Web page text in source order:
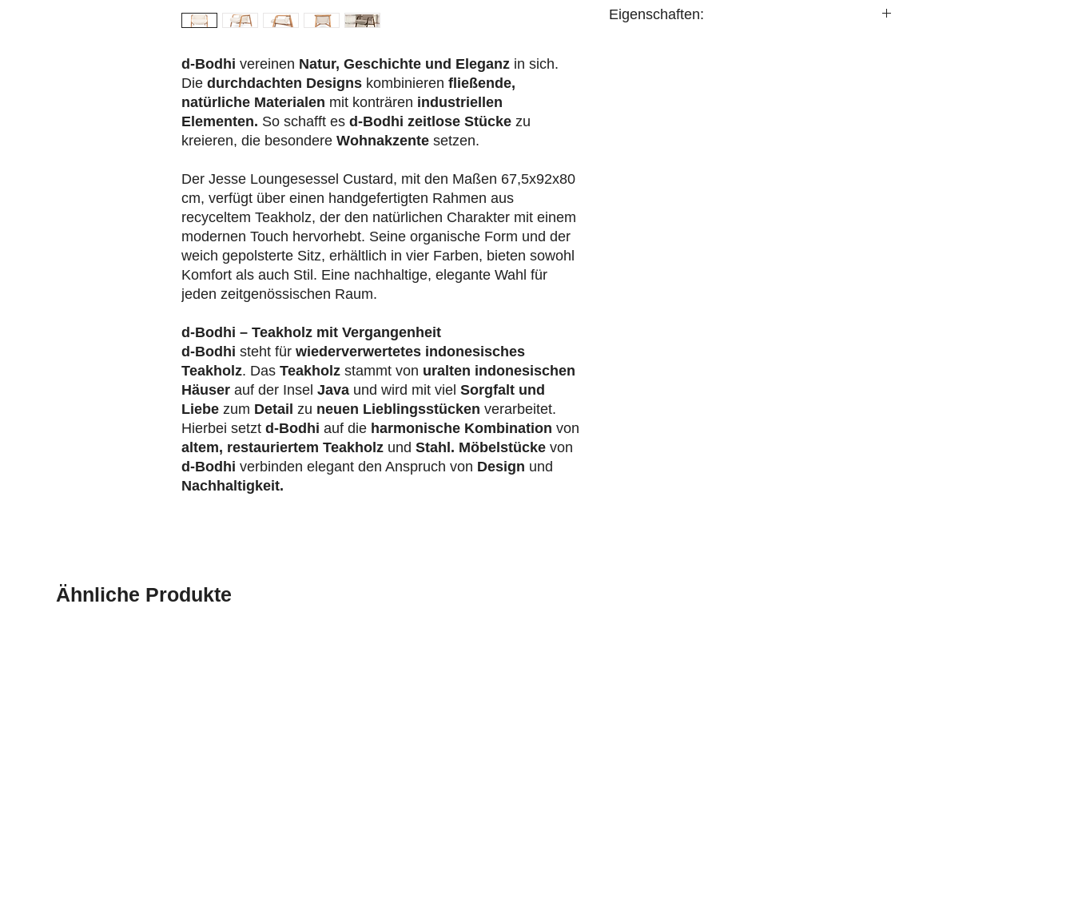
d-Bodhi vereinen Natur, Geschichte und Eleganz in sich.
Die durchdachten Designs kombinieren fließende,
natürliche Materialen mit konträren industriellen
Elementen. So schafft es d-Bodhi zeitlose Stücke zu
kreieren, die besondere Wohnakzente setzen.
Der Jesse Loungesessel Custard, mit den Maßen 67,5x92x80
cm, verfügt über einen handgefertigten Rahmen aus
recyceltem Teakholz, der den natürlichen Charakter mit einem
modernen Touch hervorhebt. Seine organische Form und der
weich gepolsterte Sitz, erhältlich in vier Farben, bieten sowohl
Komfort als auch Stil. Eine nachhaltige, elegante Wahl für
jeden zeitgenössischen Raum.
d-Bodhi – Teakholz mit Vergangenheit
d-Bodhi steht für wiederverwertetes indonesisches
Teakholz. Das Teakholz stammt von uralten indonesischen
Häuser auf der Insel Java und wird mit viel Sorgfalt und
Liebe zum Detail zu neuen Lieblingsstücken verarbeitet.
Hierbei setzt d-Bodhi auf die harmonische Kombination von
altem, restauriertem Teakholz und Stahl. Möbelstücke von
d-Bodhi verbinden elegant den Anspruch von Design und
Nachhaltigkeit.
Eigenschaften:
Ähnliche Produkte